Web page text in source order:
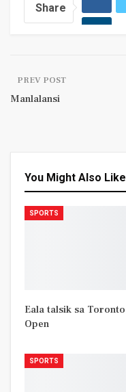
Share
PREV POST
Manlalansi
You Might Also Like
SPORTS
Eala talsik sa Toronto
Open
SPORTS